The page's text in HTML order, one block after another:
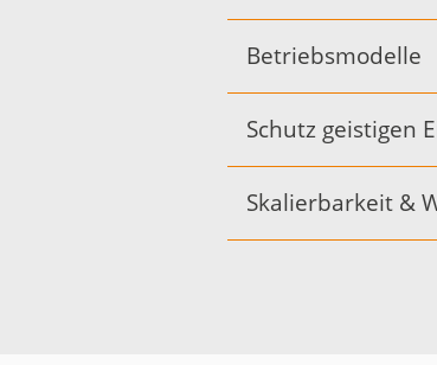
Betriebsmodelle
Schutz geistigen
Skalierbarkeit &